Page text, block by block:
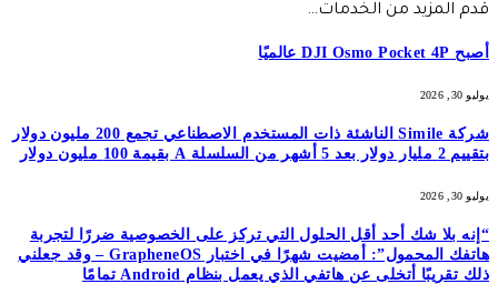
قدم المزيد من الخدمات…
أصبح DJI Osmo Pocket 4P عالميًا
يوليو 30, 2026
شركة Simile الناشئة ذات المستخدم الاصطناعي تجمع 200 مليون دولار
بتقييم 2 مليار دولار بعد 5 أشهر من السلسلة A بقيمة 100 مليون دولار
يوليو 30, 2026
“إنه بلا شك أحد أقل الحلول التي تركز على الخصوصية ضررًا لتجربة
هاتفك المحمول”: أمضيت شهرًا في اختبار GrapheneOS – وقد جعلني
ذلك تقريبًا أتخلى عن هاتفي الذي يعمل بنظام Android تمامًا